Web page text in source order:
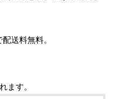
送料無料。
ます。